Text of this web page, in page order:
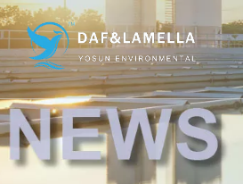
Clarificador de